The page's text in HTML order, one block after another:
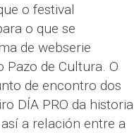
o festival
o que se
de webserie
de Cultura. O
de encontro dos
DÍA PRO da historia
a relación entre a